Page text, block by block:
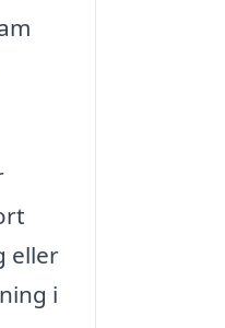
eller
i